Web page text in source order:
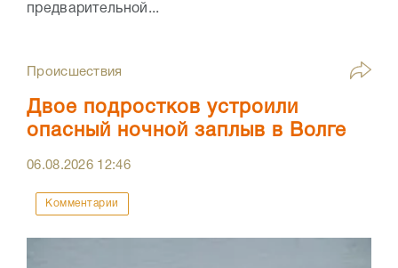
предварительной...
Происшествия
Двое подростков устроили
опасный ночной заплыв в Волге
06.08.2026 12:46
Комментарии